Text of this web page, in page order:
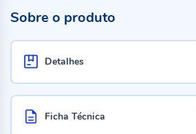
Sobre o produto
Detalhes
Ficha Técnica